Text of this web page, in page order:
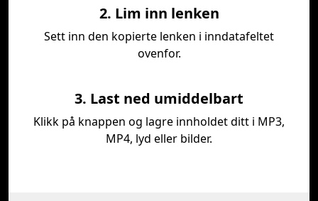
2. Lim inn lenken
Sett inn den kopierte lenken i inndatafeltet
ovenfor.
3. Last ned umiddelbart
Klikk på knappen og lagre innholdet ditt i MP3,
MP4, lyd eller bilder.